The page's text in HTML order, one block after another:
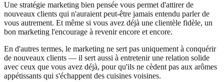
Une stratégie marketing bien pensée vous permet d'attirer de
nouveaux clients qui n'auraient peut-être jamais entendu parler de
vous autrement. Et même si vous avez déjà une clientèle fidèle, un
bon marketing l'encourage à revenir encore et encore.
En d'autres termes, le marketing ne sert pas uniquement à conquérir
de nouveaux clients — il sert aussi à entretenir une relation solide
avec ceux que vous avez déjà, pour qu'ils ne cèdent pas aux arômes
appétissants qui s'échappent des cuisines voisines.